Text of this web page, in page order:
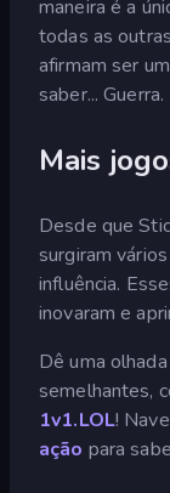
maneira é a
todas as
afirmam ser
saber... Guerra.
Mais
Desde que
surgiram
influência.
inovaram e
Dê uma
semelhantes,
1v1.LOL!
ação para